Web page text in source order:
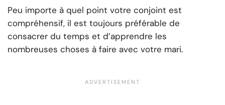
Peu importe à quel point votre conjoint est
compréhensif, il est toujours préférable de
consacrer du temps et d’apprendre les
nombreuses choses à faire avec votre mari.